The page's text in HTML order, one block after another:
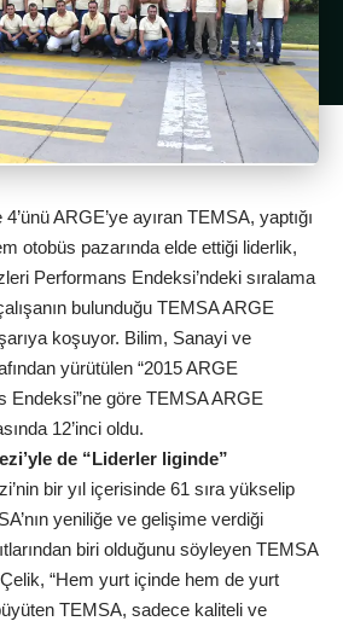
ARGE’ye ayıran TEMSA, yaptığı
otobüs pazarında elde ettiği liderlik,
Performans Endeksi’ndeki sıralama
bulunduğu TEMSA ARGE
koşuyor. Bilim, Sanayi ve
yürütülen “2015 ARGE
Endeksi”ne göre TEMSA ARGE
12’inci oldu.
de “Liderler liginde”
bir yıl içerisinde 61 sıra yükselip
yeniliğe ve gelişime verdiği
biri olduğunu söyleyen TEMSA
“Hem yurt içinde hem de yurt
TEMSA, sadece kaliteli ve